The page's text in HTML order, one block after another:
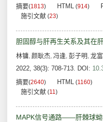
摘要(1813) HTML (914)
施引文献 (23)
胆固醇与肝再生关系及其在
林镛, 颜耿杰, 冯逢, 彭子明 , 龙
2022, 38(3): 708-713. DOI:
摘要(2640) HTML (1160)
施引文献 (11)
MAPK信号通路——肝棘球蚴